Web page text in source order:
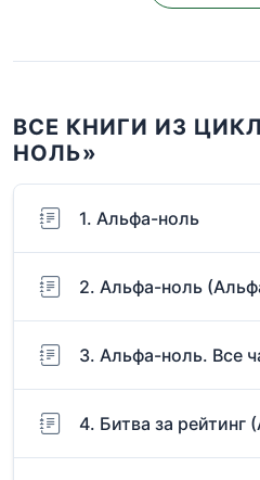
ВСЕ КНИГИ ИЗ
НОЛЬ»
1. Альфа-ноль
2. Альфа-ноль
3. Альфа-ноль. Все
4. Битва за рейтинг